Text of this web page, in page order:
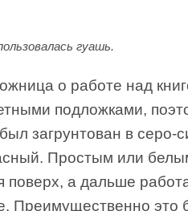
гуашь.
о работе над
подложками,
загрунтован в серо-
Простым или
а дальше
Преимущественно это